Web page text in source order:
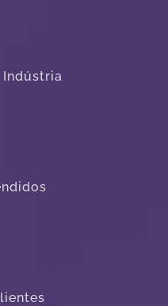
Indústria